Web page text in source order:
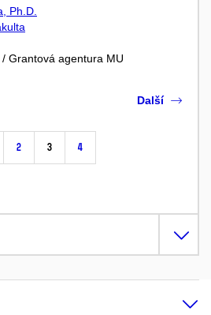
Ph.D.
Grantová agentura MU
2 3 4
Další